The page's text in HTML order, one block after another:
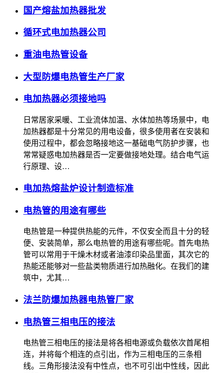
国产熔盐加热器批发
循环式电加热器公司
重油电热管设备
大型防爆电热管生产厂家
电加热器必须接地吗
日常居家采暖、工业流体加温、水体加热等场景中，电
加热器都是十分常见的用电设备，很多使用者在安装和
使用过程中，都会忽略接地这一基础电气防护步骤，也
常常疑惑电加热器是否一定要做接地处理。结合电气运
行原理、设…
电加热熔盐炉设计制造标准
电热管的用途有哪些
电热管是一种提供热能的元件，不仅安全而且十分的轻
便、安装简单，那么电热管的用途有哪些呢。首先电热
管可以常用于干燥木材或者油漆印染品里面，其次它的
热能还能够对一些盐类物质进行加热融化。在我们的建
筑中，尤其…
法兰防爆加热器电热管厂家
电热管三相电压的接法
电热管三相电压的接法是将各相电源或负载依次首尾相
连，并将每个相连的点引出，作为三相电压的三条相
线。三角形接法没有中性点，也不可引出中性线，因此